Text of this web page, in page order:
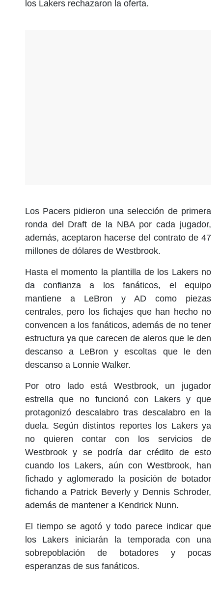
los Lakers rechazaron la oferta.
Los Pacers pidieron una selección de primera
ronda del Draft de la NBA por cada jugador,
además, aceptaron hacerse del contrato de 47
millones de dólares de Westbrook.
Hasta el momento la plantilla de los Lakers no
da confianza a los fanáticos, el equipo
mantiene a LeBron y AD como piezas
centrales, pero los fichajes que han hecho no
convencen a los fanáticos, además de no tener
estructura ya que carecen de aleros que le den
descanso a LeBron y escoltas que le den
descanso a Lonnie Walker.
Por otro lado está Westbrook, un jugador
estrella que no funcionó con Lakers y que
protagonizó descalabro tras descalabro en la
duela. Según distintos reportes los Lakers ya
no quieren contar con los servicios de
Westbrook y se podría dar crédito de esto
cuando los Lakers, aún con Westbrook, han
fichado y aglomerado la posición de botador
fichando a Patrick Beverly y Dennis Schroder,
además de mantener a Kendrick Nunn.
El tiempo se agotó y todo parece indicar que
los Lakers iniciarán la temporada con una
sobrepoblación de botadores y pocas
esperanzas de sus fanáticos.